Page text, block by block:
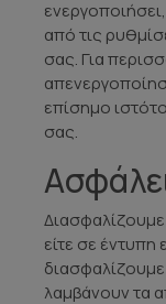
από τις
σας. Για
επίσημο
σας.
είτε σε έντυπη
λαμβάνουν τα